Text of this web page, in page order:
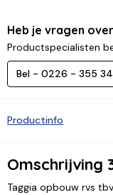
Heb je vragen
Productspecialisten
Bel - 0226 - 355
Productinfo
Omschrijving
Taggia opbouw rvs